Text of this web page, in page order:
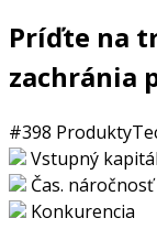
Príďte na
zachránia
#398 Produkty
Vstupný kapitál
Čas. náročnosť
Konkurencia